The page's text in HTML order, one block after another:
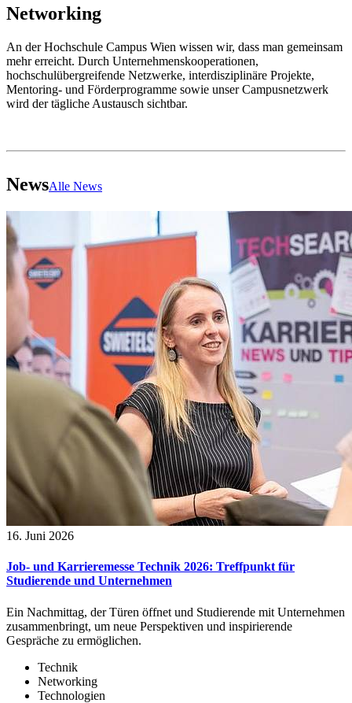
Networking
An der Hochschule Campus Wien wissen wir, dass man gemeinsam
mehr erreicht. Durch Unternehmenskooperationen,
hochschulübergreifende Netzwerke, interdisziplinäre Projekte,
Mentoring- und Förderprogramme sowie unser Campusnetzwerk
wird der tägliche Austausch sichtbar.
NewsAlle News
16. Juni 2026
Job- und Karrieremesse Technik 2026: Treffpunkt für
Studierende und Unternehmen
Ein Nachmittag, der Türen öffnet und Studierende mit Unternehmen
zusammenbringt, um neue Perspektiven und inspirierende
Gespräche zu ermöglichen.
Technik
Networking
Technologien